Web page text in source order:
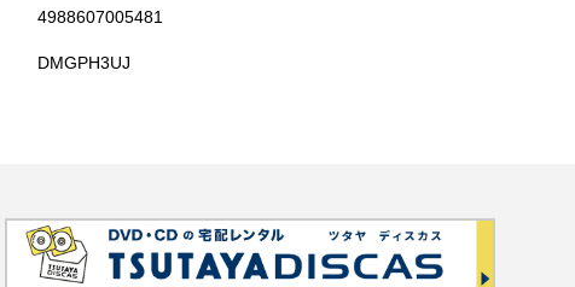
4988607005481
DMGPH3UJ